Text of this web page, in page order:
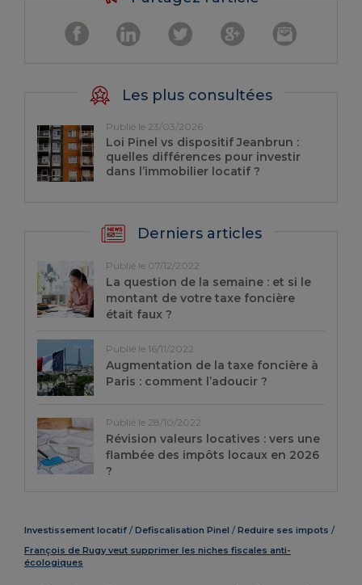
Investissement locatif Defiscalisation Pinel
Reduire ses impots
François de Rugy veut supprimer les niches fiscales anti-
écologiques
Les plus consultées
Publié le 23/03/2026
Loi Pinel vs dispositif Jeanbrun :
quelles différences pour investir
dans l’immobilier locatif ?
Derniers articles
Publié le 07/12/2022
La question de la semaine : et si le
montant de votre taxe foncière
était faux ?
Publié le 16/11/2022
Augmentation de la taxe foncière à
Paris : comment l’adoucir ?
Publié le 28/10/2022
Révision valeurs locatives : vers une
flambée des impôts locaux en 2026
?